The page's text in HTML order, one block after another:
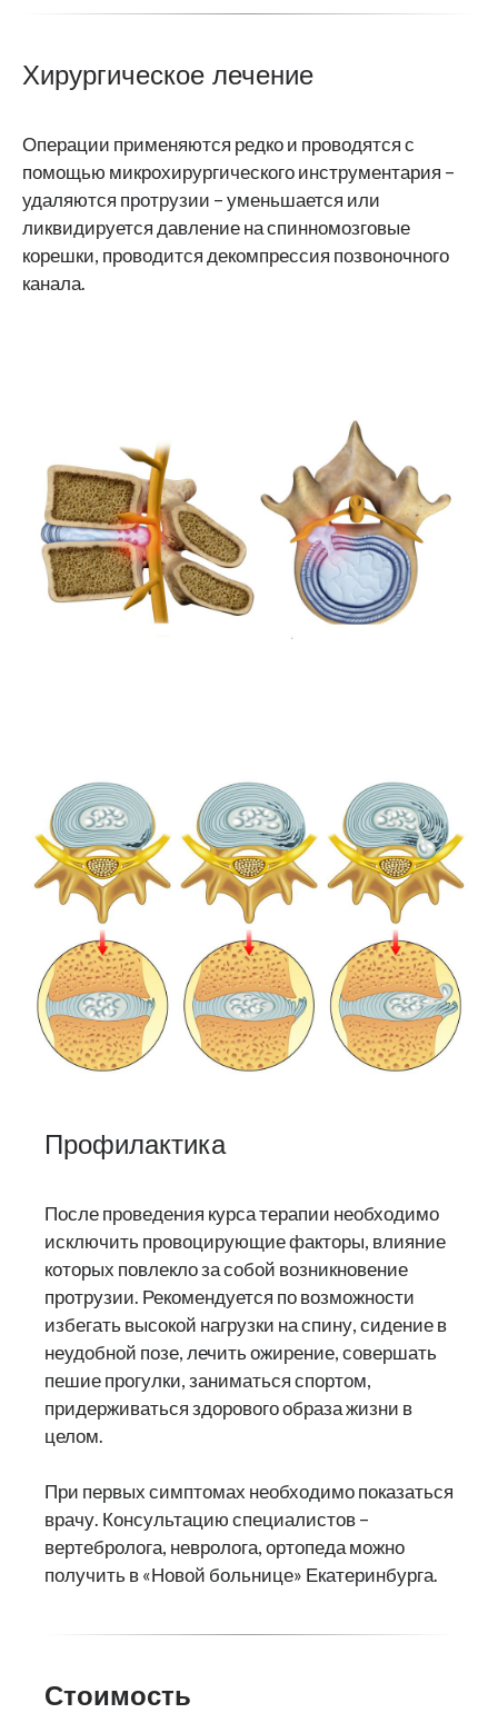
Хирургическое лечение
Операции применяются редко и проводятся с
помощью микрохирургического инструментария –
удаляются протрузии – уменьшается или
ликвидируется давление на спинномозговые
корешки, проводится декомпрессия позвоночного
канала.
Профилактика
После проведения курса терапии необходимо
исключить провоцирующие факторы, влияние
которых повлекло за собой возникновение
протрузии. Рекомендуется по возможности
избегать высокой нагрузки на спину, сидение в
неудобной позе, лечить ожирение, совершать
пешие прогулки, заниматься спортом,
придерживаться здорового образа жизни в
целом.
При первых симптомах необходимо показаться
врачу. Консультацию специалистов –
вертебролога, невролога, ортопеда можно
получить в «Новой больнице» Екатеринбурга.
Стоимость